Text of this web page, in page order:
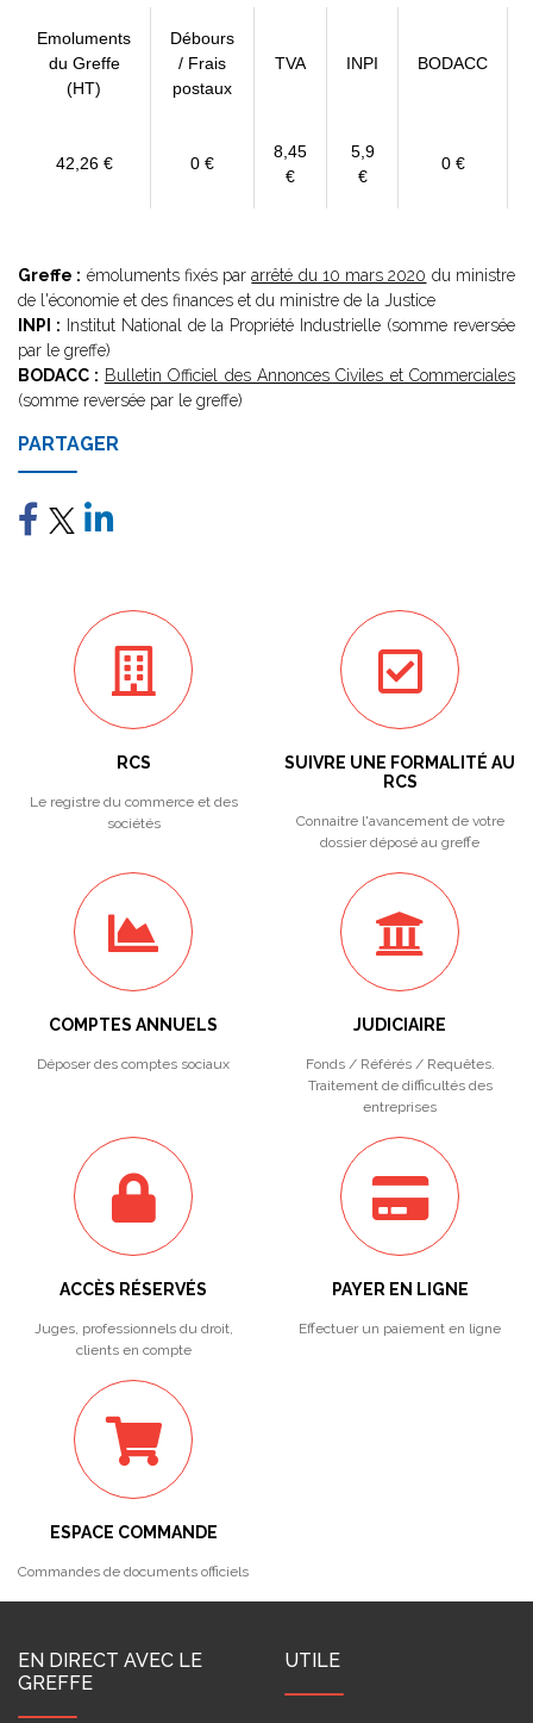
Emoluments
du Greffe
(HT)
Débours
/ Frais
postaux
TVA INPI BODACC
42,26 € 0 €
8,45
€
5,9
€
0 €
Greffe : émoluments fixés pararrêté du 10 mars 2020 du ministre
de l'économie et des finances et du ministre de la Justice
INPI : Institut National de la Propriété Industrielle (somme reversée
par le greffe)
BODACC : Bulletin Officiel des Annonces Civiles et Commerciales
(somme reversée par le greffe)
PARTAGER
RCS
Le registre du commerce et des
sociétés
SUIVRE UNE FORMALITÉ AU
RCS
Connaitre l'avancement de votre
dossier déposé au greffe
COMPTES ANNUELS
Déposer des comptes sociaux
JUDICIAIRE
Fonds / Référés / Requêtes.
Traitement de difficultés des
entreprises
ACCÈS RÉSERVÉS
Juges, professionnels du droit,
clients en compte
PAYER EN LIGNE
Effectuer un paiement en ligne
ESPACE COMMANDE
Commandes de documents officiels
EN DIRECT AVEC LE
GREFFE
UTILE